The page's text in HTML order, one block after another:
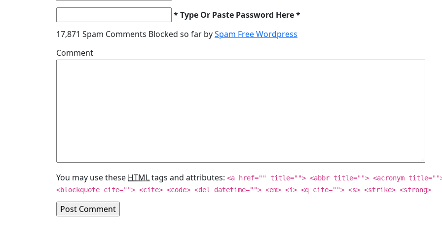
* Type Or Paste Password Here *
17,871 Spam Comments Blocked so far bySpam Free Wordpress
Comment
You may use these HTMLtags and attributes: <a href="" title=""> <abbr title=""> <acronym
<blockquote cite=""> <cite> <code> <del datetime=""> <em> <i> <q cite=""> <s> <strike> <strong>